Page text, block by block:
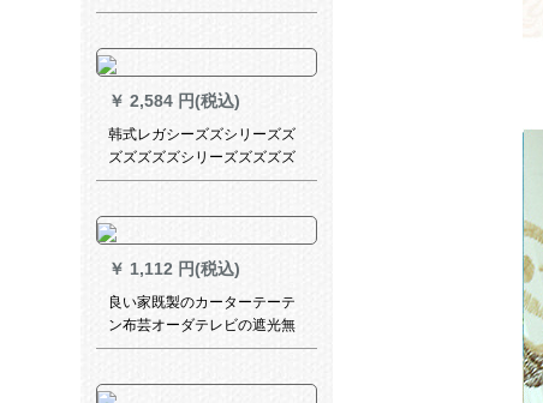
リーズシリーズシリーズシリ
ーズシリーズシリーズシリー
ズシリーズシリーズシリーズ
貸住宅小窓カーターテテン幅
￥ 2,584 円(税込)
韩式レガシーズズシリーズズ
ズズズズズシリーズズズズズ
ズズズスは、暖かくてロゴチ
ン王女カーンの寝室リビスイ
の窓の赤のリフケース3メート
幅x 2.75メート高対开(1.5メー
ト2枚)です。
￥ 1,112 円(税込)
良い家既製のカーターテーテ
ン布芸オーダテレビの遮光無
味ビルの幅は3.0 m*高2.5 m.フ